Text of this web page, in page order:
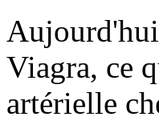
Viagra, ce
artérielle